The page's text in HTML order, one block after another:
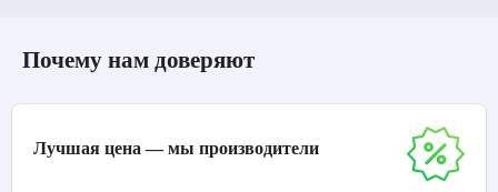
Почему нам доверяют
Лучшая цена — мы производители